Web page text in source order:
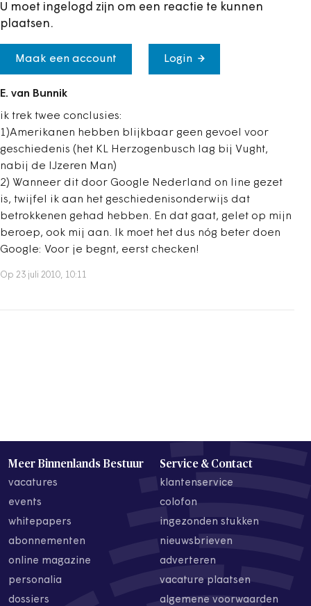
U moet ingelogd zijn om een reactie te kunnen
plaatsen.
Maak een account Login
E. van Bunnik
ik trek twee conclusies:
1)Amerikanen hebben blijkbaar geen gevoel voor
geschiedenis (het KL Herzogenbusch lag bij Vught,
nabij de IJzeren Man)
2) Wanneer dit door Google Nederland on line gezet
is, twijfel ik aan het geschiedenisonderwijs dat
betrokkenen gehad hebben. En dat gaat, gelet op mijn
beroep, ook mij aan. Ik moet het dus nóg beter doen
Google: Voor je begnt, eerst checken!
Op 23 juli 2010, 10:11
Meer Binnenlands Bestuur
vacatures
events
whitepapers
abonnementen
online magazine
personalia
dossiers
Service & Contact
klantenservice
colofon
ingezonden stukken
nieuwsbrieven
adverteren
vacature plaatsen
algemene voorwaarden